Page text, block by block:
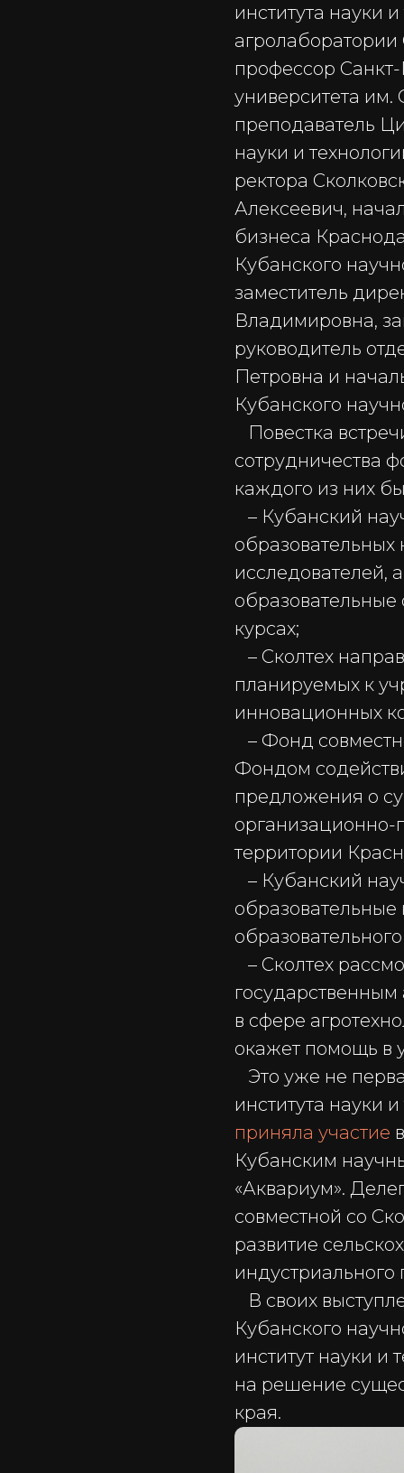
института науки
агролаборатории
профессор Санкт-
университета
преподаватель
науки и
ректора
Алексеевич,
бизнеса
Кубанского
заместитель
Владимировна,
руководитель
Петровна и
Кубанского
Повестка
сотрудничества
каждого из них
– Кубанский
образовательных
исследователей,
курсах;
– Сколтех
планируемых к
инновационных
– Фонд
Фондом
предложения о
территории
– Кубанский
образовательные
– Сколтех
в сфере
окажет помощь в
Это уже не
института науки
приняла участие
Кубанским
«Аквариум».
совместной со
развитие
индустриального
В своих
Кубанского
институт науки и
на решение
края.